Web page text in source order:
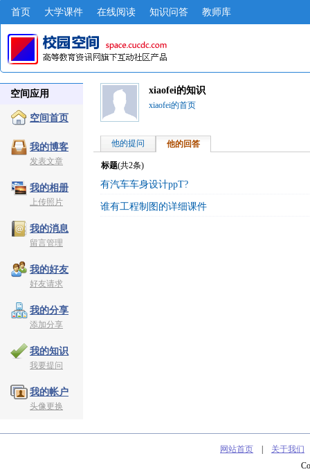
首页 大学课件 在线阅读 知识问答 教师库
空间应用
空间首页
我的博客
发表文章
我的相册
上传照片
我的消息
留言管理
我的好友
好友请求
我的分享
添加分享
我的知识
我要提问
我的帐户
头像更换
xiaofei的知识
xiaofei的首页
他的提问 他的回答
标题(共2条)
有汽车车身设计ppT?
谁有工程制图的详细课件
网站首页 关于我们